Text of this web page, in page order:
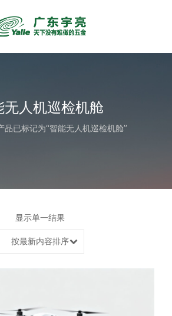
无人机巡检机舱
品已标记为“智能无人机巡检机舱”
显示单一结果
按最新内容排序